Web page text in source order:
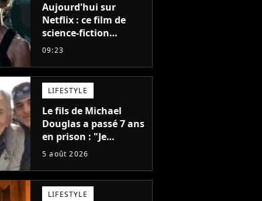
Aujourd'hui sur
Netflix : ce film de
science-fiction
totalement oublié est
meilleurs des années
2010
09:23
LIFESTYLE
Le fils de Michael
Douglas a passé 7 ans
en prison : "Je
distribuais des joints
5 août 2026
LIFESTYLE